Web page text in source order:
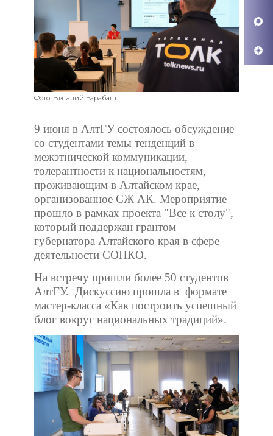
Фото: Виталий Барабаш
9 июня в АлтГУ состоялось обсуждение
со студентами темы тенденций в
межэтнической коммуникации,
толерантности к национальностям,
проживающим в Алтайском крае,
организованное СЖ АК. Мероприятие
прошло в рамках проекта "Все к столу",
который поддержан грантом
губернатора Алтайского края в сфере
деятельности СОНКО.
На встречу пришли более 50 студентов
АлтГУ. Дискуссию прошла в формате
мастер-класса «Как построить успешный
блог вокруг национальных традиций».